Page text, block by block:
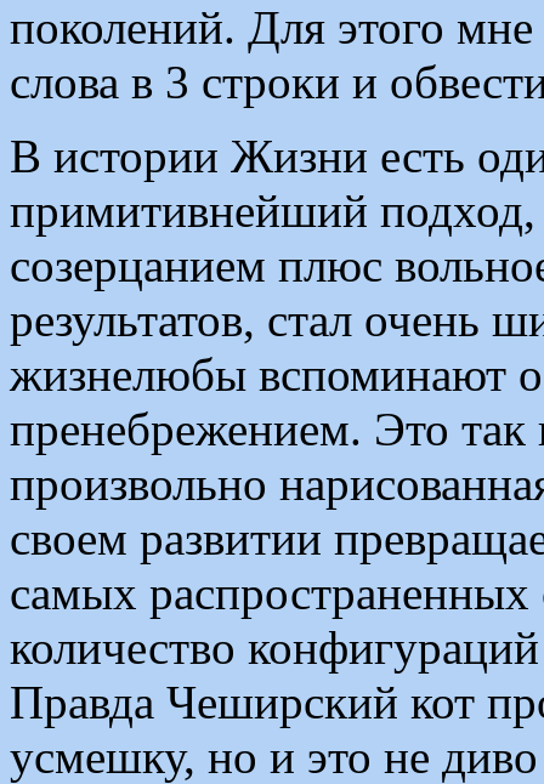
поколений. Для этого
слова в 3 строки и
В истории Жизни есть
примитивнейший
созерцанием плюс
результатов, стал
жизнелюбы вспоминают
пренебрежением. Это
произвольно
своем развитии
самых
количество
Правда Чеширский кот
усмешку, но и это не